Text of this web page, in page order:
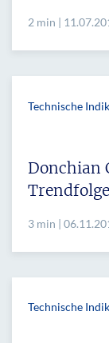
2 min |
Technische
Donchian
3 min |
Technische